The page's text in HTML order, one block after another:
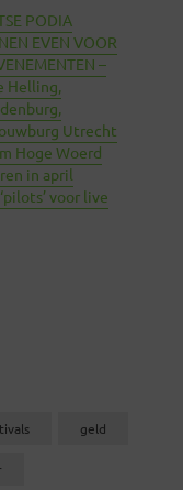
PODIA
EVEN VOOR
–
Helling,
Utrecht
Hoge Woerd
in april
voor live
geld